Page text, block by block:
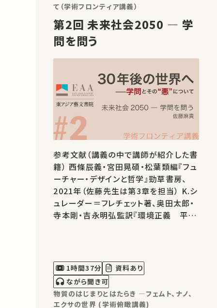
て（学術フロンティア講義）
第2回 未来社会2050 ― 学
問を問う
参考文献（講義の中で講師が紹介した書
籍） 西條辰義・宮田晃碩・松葉類編『フュ
ーチャー・デザインと哲学』勁草書房、
2021年（佐藤先生は第3章を担当） K.シ
ュレーダー＝フレチェット著、奥田太郎・
寺本剛・吉永明弘監訳『環境正義 平等
もご紹介しています。 ⇒【人口減少ってそ
んなに悪いこと？】学問を…
1時間37分
資料あり
ながら聞き可
物質のはじまりとはたらき ―フェムト、ナノ、
エクサの世界 (学術俯瞰講義)